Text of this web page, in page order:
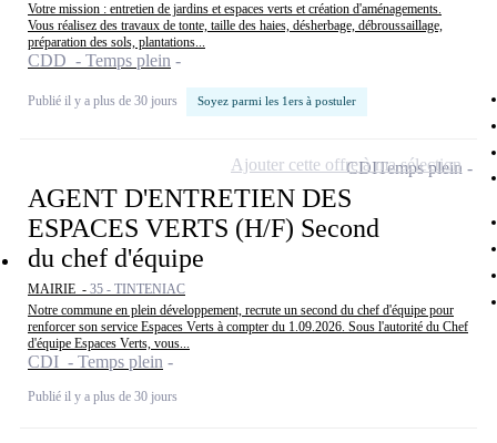
Votre mission : entretien de jardins et espaces verts et création d'aménagements.
Vous réalisez des travaux de tonte, taille des haies, désherbage, débroussaillage,
préparation des sols, plantations...
CDD - Temps plein
Publié il y a plus de 30 jours Soyez parmi les 1ers à postuler
AGENT D'ENTRETIEN DES
ESPACES VERTS (H/F) Second
du chef d'équipe
MAIRIE - 35 - TINTENIAC
Notre commune en plein développement, recrute un second du chef d'équipe pour
renforcer son service Espaces Verts à compter du 1.09.2026. Sous l'autorité du Chef
d'équipe Espaces Verts, vous...
CDI - Temps plein
Publié il y a plus de 30 jours
CDITemps plein
Ajouter cette offre à ma sélection